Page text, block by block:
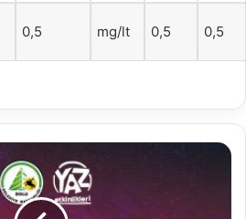
0,5 mg/lt 0,5 0,5